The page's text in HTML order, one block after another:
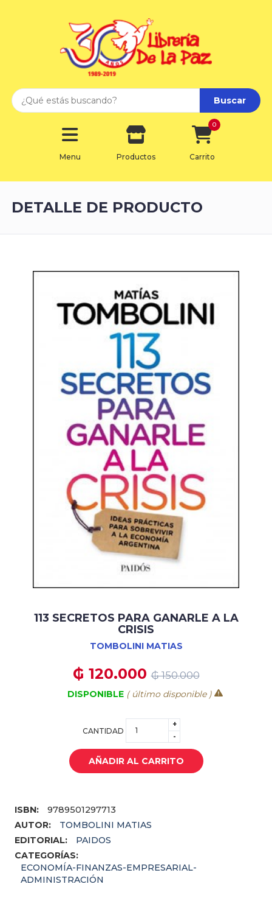
Buscar
Menu Productos Carrito
0
DETALLE DE PRODUCTO
113 SECRETOS PARA GANARLE A LA
CRISIS
TOMBOLINI MATIAS
₲ 120.000₲ 150.000
DISPONIBLE ( último disponible )
CANTIDAD
+
-
AÑADIR AL CARRITO
ISBN:
9789501297713
AUTOR:
TOMBOLINI MATIAS
EDITORIAL:
PAIDOS
CATEGORÍAS:
ECONOMÍA-FINANZAS-EMPRESARIAL-
ADMINISTRACIÓN